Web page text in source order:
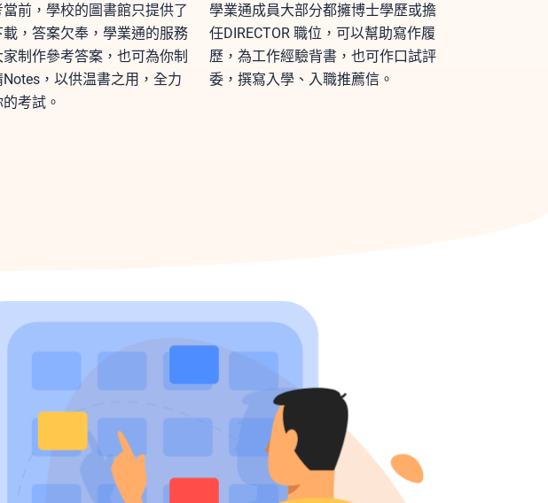
前，學校的圖書館只提供了
載，答案欠奉，學業通的服務
制作參考答案，也可為你制
，以供温書之用，全力
考試。
學業通成員大部分都擁博士學歷或擔
任DIRECTOR 職位，可以幫助寫作履
歷，為工作經驗背書，也可作口試評
委，撰寫入學、入職推薦信。